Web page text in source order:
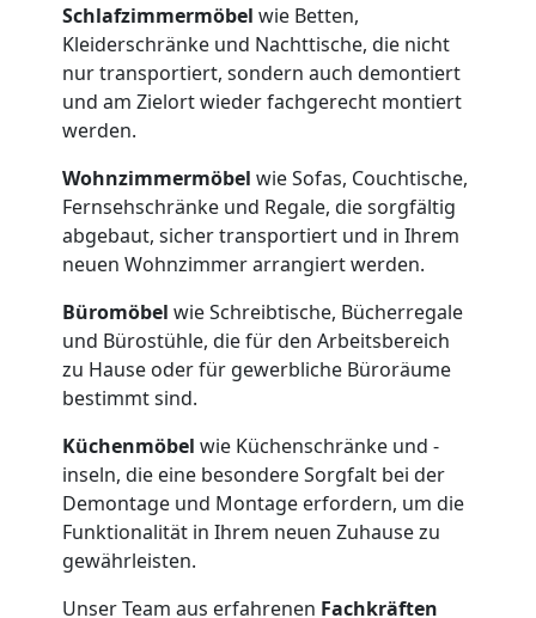
Schlafzimmermöbel wie Betten,
Kleiderschränke und Nachttische, die nicht
nur transportiert, sondern auch demontiert
und am Zielort wieder fachgerecht montiert
werden.
Wohnzimmermöbel wie Sofas, Couchtische,
Fernsehschränke und Regale, die sorgfältig
abgebaut, sicher transportiert und in Ihrem
neuen Wohnzimmer arrangiert werden.
Büromöbel wie Schreibtische, Bücherregale
und Bürostühle, die für den Arbeitsbereich
zu Hause oder für gewerbliche Büroräume
bestimmt sind.
Küchenmöbel wie Küchenschränke und -
inseln, die eine besondere Sorgfalt bei der
Demontage und Montage erfordern, um die
Funktionalität in Ihrem neuen Zuhause zu
gewährleisten.
Unser Team aus erfahrenen Fachkräften
Umzugshelfer
Leonding
Möbeltaxi
Leonding
Kleintransport
Leonding
Möbelmontage